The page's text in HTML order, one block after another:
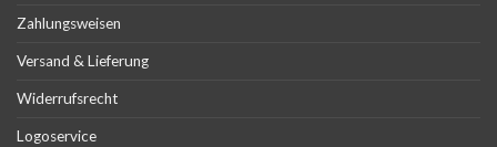
Zahlungsweisen
Versand & Lieferung
Widerrufsrecht
Logoservice